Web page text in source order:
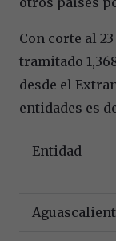
Con corte al
tramitado
desde el
entidades es
Entidad